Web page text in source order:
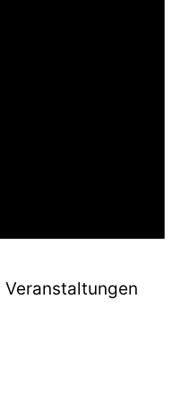
Veranstaltungen